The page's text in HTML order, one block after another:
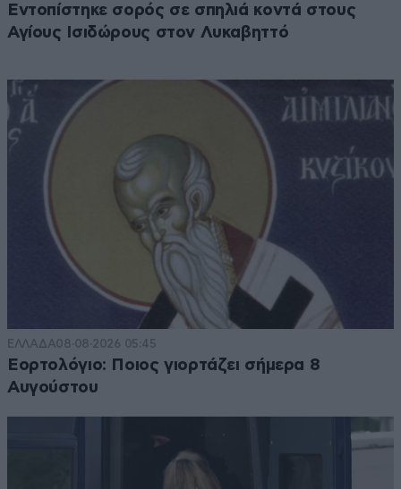
Εντοπίστηκε σορός σε σπηλιά κοντά στους
Αγίους Ισιδώρους στον Λυκαβηττό
ΕΛΛΑΔΑ08·08·2026 05:45
Εορτολόγιο: Ποιος γιορτάζει σήμερα 8
Αυγούστου